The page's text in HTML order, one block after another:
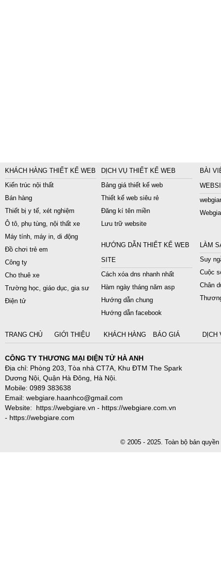
KHÁCH HÀNG THIẾT KẾ WEB
Kiến trúc nội thất
Bán hàng
Thiết bị y tế, xét nghiệm
Ô tô, phụ tùng, nội thất xe
Máy tính, máy in, di động
Đồ chơi trẻ em
Công ty
Cho thuê xe
Trường học, giáo dục, gia sư
Điện tử
DỊCH VỤ THIẾT KẾ WEB
Bảng giá thiết kế web
Thiết kế web siêu rẻ
Đăng kí tên miền
Lưu trữ website
BÀI
HƯỚNG DẪN THIẾT KẾ WEB
SITE
Cách xóa dns nhanh nhất
Hàm ngày tháng năm asp
Hướng dẫn chung
Hướng dẫn facebook
LÀM
Suy
Cuộc
Chân
TRANG CHỦ GIỚI THIỆU KHÁCH HÀNG BÁO GIÁ DỊCH
CÔNG TY THƯƠNG MẠI ĐIỆN TỬ HÀ ANH
Địa chỉ: Phòng 203, Tòa nhà CT7A, Khu ĐTM The Spark
Dương Nội, Quận Hà Đông, Hà Nội.
Mobile: 0989 383638
Email: webgiare.haanhco@gmail.com
Website: https://webgiare.vn - https://webgiare.com.vn
- https://webgiare.com
© 2005 - 2025. Toàn bộ bản